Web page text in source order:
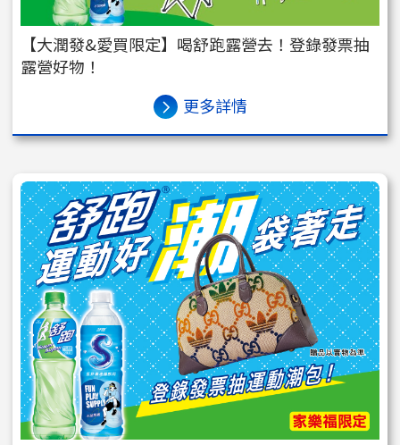
【大潤發&愛買限定】喝舒跑露營去！登錄發票抽
露營好物！
更多詳情